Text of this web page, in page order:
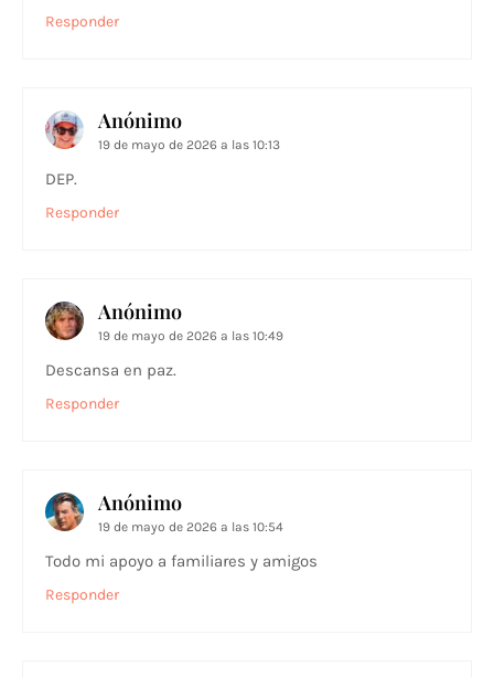
Responder
Anónimo
19 de mayo de 2026 a las 10:13
DEP.
Responder
Anónimo
19 de mayo de 2026 a las 10:49
Descansa en paz.
Responder
Anónimo
19 de mayo de 2026 a las 10:54
Todo mi apoyo a familiares y amigos
Responder